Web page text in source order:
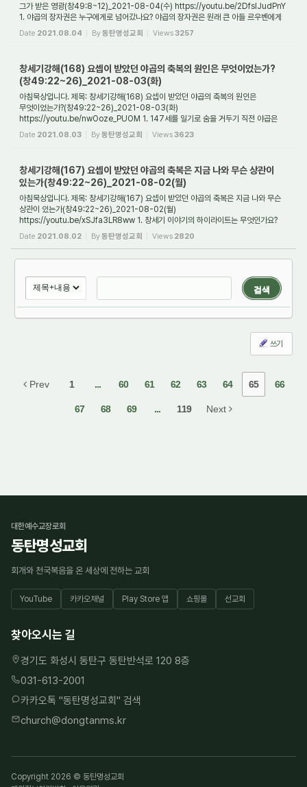
그가 받은 영광(창49:8~12)_2021-08-04(수) https://youtu.be/2DfsIJudPnY
1. 야곱의 장자권은 누구에게로 넘어갔나요? 야곱의 장자권은 원래 큰 아들 르우벤에게
있었습...
Date 2021.08.04 By동탄명성교회 Views3257
창세기강해(168) 요셉이 받았던 야곱의 축복의 원인은 무엇이었는가?
(창49:22~26)_2021-08-03(화)
아침묵상입니다. 제목: 창세기강해(168) 요셉이 받았던 야곱의 축복의 원인은
무엇이었는가?(창49:22~26)_2021-08-03(화)
https://youtu.be/nwOoze_PUOM 1. 147세를 일기로 숨을 거두기 직전 야곱은
요셉에게 어떤 유언을 남겼나요? 숨을 거두기 직전 12아들들...
Date 2021.08.03 By동탄명성교회 Views3623
창세기강해(167) 요셉이 받았던 야곱의 축복은 지금 나와 무슨 상관이
있는가(창49:22~26)_2021-08-02(월)
아침묵상입니다. 제목: 창세기강해(167) 요셉이 받았던 야곱의 축복은 지금 나와 무슨
상관이 있는가(창49:22~26)_2021-08-02(월)
https://youtu.be/xSJfa3LR8ww 1. 창세기 이야기의 하이라이트는 무엇인가요?
창세기 이야기에서 하이라이트는 단연코 요셉 이...
Date 2021.08.02 By동탄명성교회 Views 2820
검색
쓰기
Prev 1 ... 60 61 62 63 64 65 66
67 68 69 ... 119 Next
대한예수교장로회
동탄명성교회
회개와 천국복음을 온 세상에 전하는 교회
YouTube 카카오채널 Play Store 앱 쇼핑몰 선교회
찾아오시는 길
경기도 화성시 동탄구 동탄반석로 120 8층
031-613-2001
카카오톡 "동탄명성교회" 검색
church@dongtanms.kr
Copyright 2026 © 동탄명성교회